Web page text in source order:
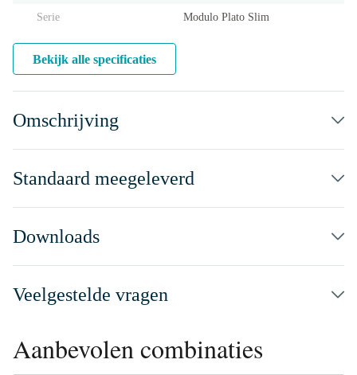
Serie Modulo Plato Slim
Bekijk alle specificaties
Omschrijving
Standaard meegeleverd
Downloads
Veelgestelde vragen
Aanbevolen combinaties